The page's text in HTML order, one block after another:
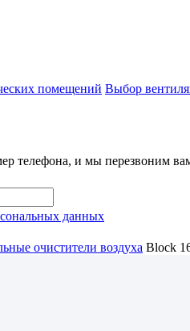
помещений Выбор
телефона, и мы перезвоним
данных
очистители воздуха Block